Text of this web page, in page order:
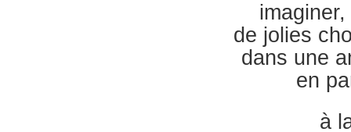
de jolies
dans une
en
à